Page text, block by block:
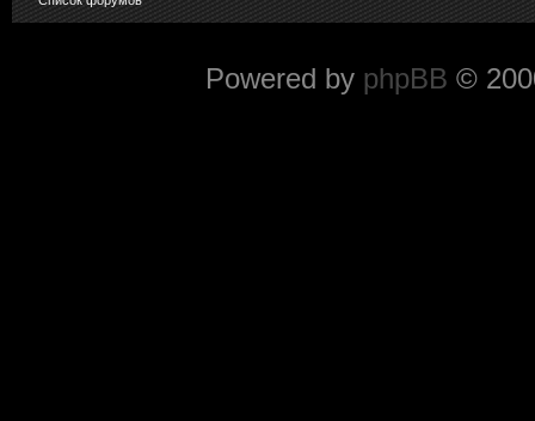
Powered by phpBB ©